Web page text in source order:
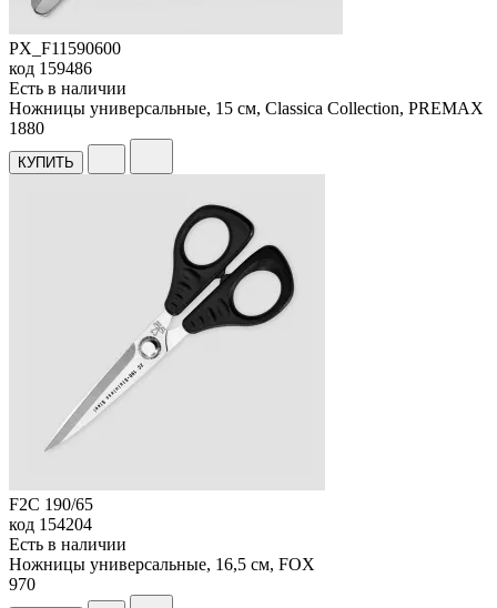
PX_F11590600
код 159486
Есть в наличии
Ножницы универсальные, 15 см, Classica Collection, PREMAX
1880
КУПИТЬ
F2C 190/65
код 154204
Есть в наличии
Ножницы универсальные, 16,5 см, FOX
970